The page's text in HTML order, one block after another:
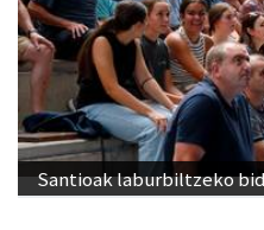
Santioak laburbiltzeko